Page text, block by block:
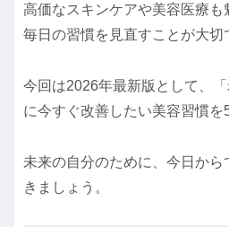
高価なスキンケアや美容医療も
毎日の習慣を見直すことが大切
今回は2026年最新版として、
に今すぐ改善したい美容習慣を
未来の自分のために、今日か
きましょう。